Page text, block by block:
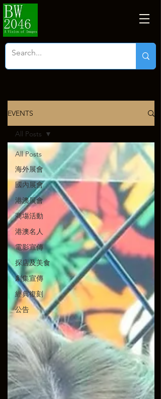
EVENTS
All Posts
海外展會
國內展會
港澳展會
商塲活動
港澳名人
電影宣傳
探店及美食
劇集宣傳
經典復刻
公告
All Posts